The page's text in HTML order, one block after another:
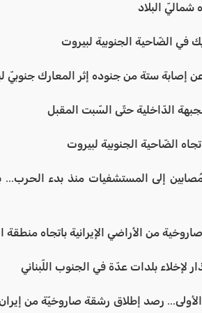
البلاد
في الضّاحية الجنوبية لبيروت
إصابة ستة من جنوده إثر المعارك جنوبيّ
الدّاخلية حتّى السّبت المقبل
الضّاحية الجنوبية لبيروت
من الأراضي الإيرانية باتجاه منطقة
لإخلاء بلدات عدّة في الجنوب اللّبناني
الأولى... رصد إطلاق رشقة صاروخيّة من